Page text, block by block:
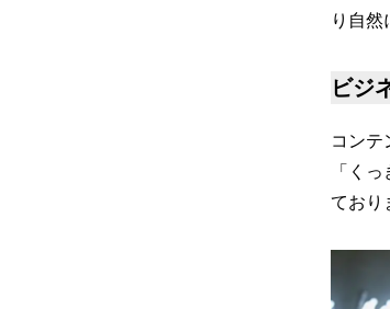
り自然
ビジ
コンテ
「く
ており